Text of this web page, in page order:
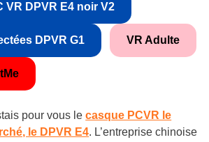
VR DPVR E4 noir V2
DPVR G1 VR Adulte
pour vous lecasque PCVR le
le DPVR E4. L’entreprise chinoise